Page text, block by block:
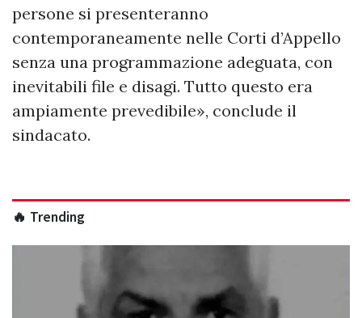
persone si presenteranno
contemporaneamente nelle Corti d’Appello
senza una programmazione adeguata, con
inevitabili file e disagi. Tutto questo era
ampiamente prevedibile», conclude il
sindacato.
🔥 Trending